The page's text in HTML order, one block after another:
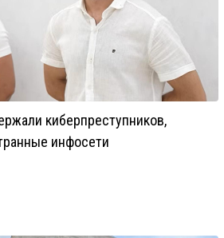
киберпреступников,
инфосети